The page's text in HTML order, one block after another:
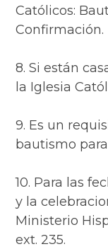
Católicos:
Confirmación.
8. Si están
la Iglesia
9. Es un
bautismo
10. Para las
y la
Ministerio
ext. 235.